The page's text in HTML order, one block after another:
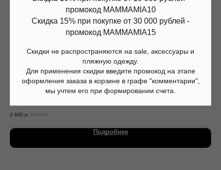
2 600 р. 5 200 р.
Подробнее
промокод MAMMAMIA10
Скидка 15% при покупке от 30 000 рублей -
промокод MAMMAMIA15
Скидки не распространяются на sale, аксессуары и
пляжную одежду.
Для применения скидки введите промокод на этапе
оформления заказа в корзине в графе "комментарии",
мы учтем его при формировании счета.
Магазин
Каталог
Девочки
О нас
Контакты